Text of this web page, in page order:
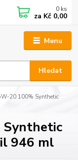
Menu
Hledat
0 ks
za Kč 0,00
20 100% Synthetic
Synthetic
946 ml